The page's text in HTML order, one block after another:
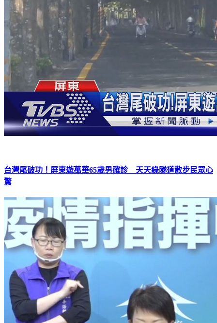
台灣尾破功！屏東遊萬華65歲男確診 天天綠隧道散步民眾心
驚